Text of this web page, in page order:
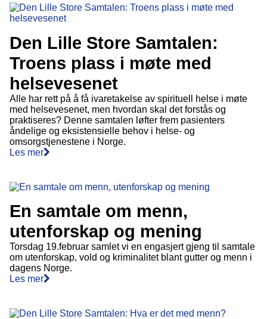
Den Lille Store Samtalen:
Troens plass i møte med
helsevesenet
Alle har rett på å få ivaretakelse av spirituell helse i møte
med helsevesenet, men hvordan skal det forstås og
praktiseres? Denne samtalen løfter frem pasienters
åndelige og eksistensielle behov i helse- og
omsorgstjenestene i Norge.
Les mer
En samtale om menn,
utenforskap og mening
Torsdag 19.februar samlet vi en engasjert gjeng til samtale
om utenforskap, vold og kriminalitet blant gutter og menn i
dagens Norge.
Les mer